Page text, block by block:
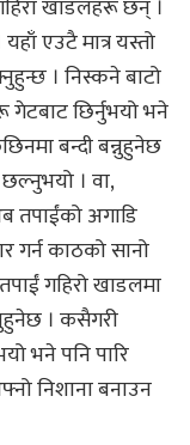
खाडलहरू छन् ।
एउटै मात्र यस्तो
। निस्कने बाटो
गेटबाट छिर्नुभयो भने
बन्दी बन्नुहुनेछ
। वा,
तपाईंको अगाडि
काठको सानो
गहिरो खाडलमा
। कसैगरी
भने पनि पारि
निशाना बनाउन